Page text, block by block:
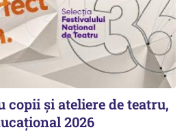
copii și ateliere de teatru,
2026